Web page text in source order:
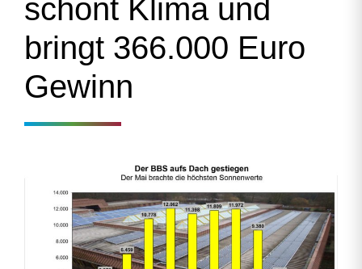
schont Klima und
bringt 366.000 Euro
Gewinn